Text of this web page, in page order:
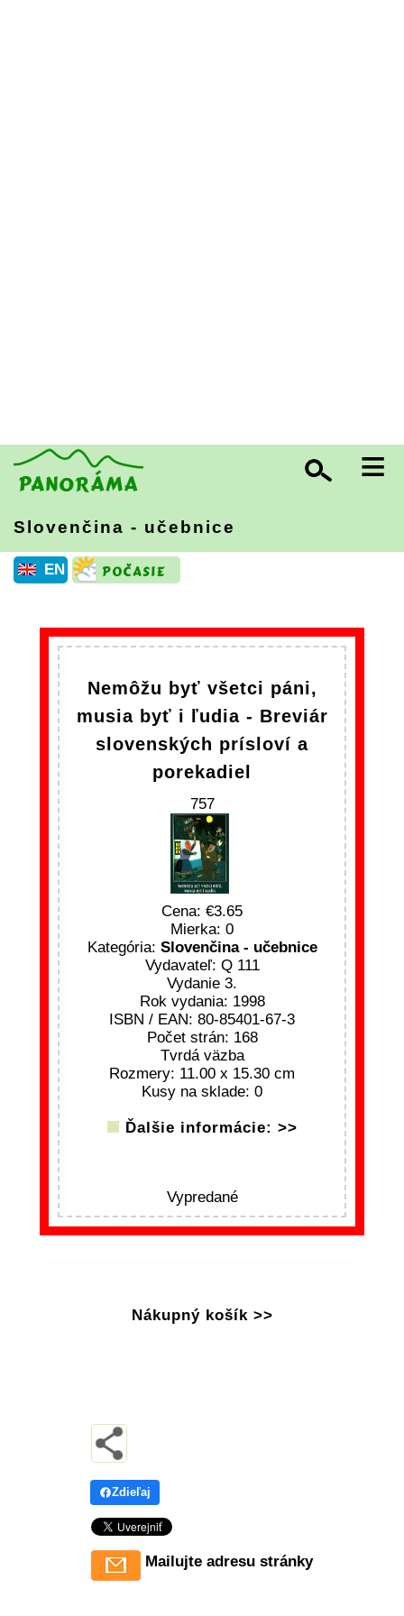
≡
Slovenčina - učebnice
EN
Nemôžu byť všetci páni,
musia byť i ľudia - Breviár
slovenských prísloví a
porekadiel
757
Cena:
3.65
Mierka: 0
Kategória: Slovenčina - učebnice
Vydavateľ: Q 111
Vydanie 3.
Rok vydania: 1998
ISBN / EAN: 80-85401-67-3
Počet strán: 168
Tvrdá väzba
Rozmery: 11.00 x 15.30 cm
Kusy na sklade: 0
Ďalšie informácie: >>
Vypredané
Nákupný košík >>
Zdieľaj
Mailujte adresu stránky